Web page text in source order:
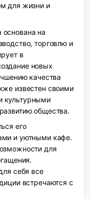
для жизни и
на
торговлю и
в
новых
качества
известен своими
культурными
общества.
его
и уютными кафе.
для
себя все
встречаются с